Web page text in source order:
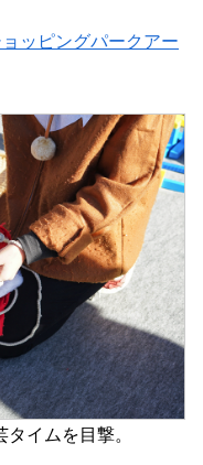
ッピングパークアー
イムを目撃。